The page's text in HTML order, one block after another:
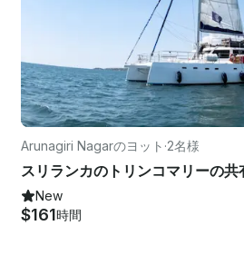
Arunagiri Nagarのヨット ·2名様
New
$161時間